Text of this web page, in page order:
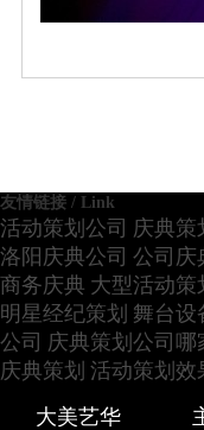
友情链接 / Link
活动策划公司 庆典策
洛阳庆典公司 公司庆
商务庆典 大型活动策
明星经纪策划 舞台设
公司 庆典策划公司哪
庆典策划 活动策划效
大美艺华